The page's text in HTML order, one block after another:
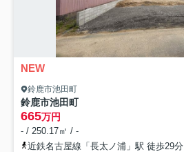
NEW
鈴鹿市池田町
鈴鹿市池田町
665万円
- / 250.17㎡ / -
近鉄名古屋線「長太ノ浦」駅 徒歩29分